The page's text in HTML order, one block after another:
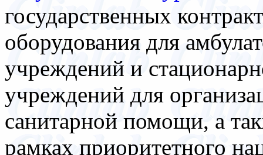
государственных
оборудования для
учреждений и
учреждений для
санитарной помощи, а
рамках приоритетного